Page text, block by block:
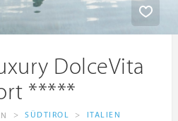
DolceVita
*****
> SÜDTIROL > ITALIEN